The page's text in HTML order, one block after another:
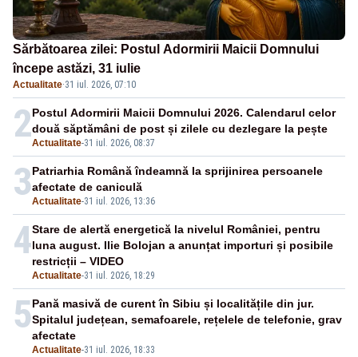
Sărbătoarea zilei: Postul Adormirii Maicii Domnului
începe astăzi, 31 iulie
Actualitate·31 iul. 2026, 07:10
2Actualitate-31 iul. 2026, 08:37
Postul Adormirii Maicii Domnului 2026. Calendarul celor
două săptămâni de post și zilele cu dezlegare la pește
3Actualitate-31 iul. 2026, 13:36
Patriarhia Română îndeamnă la sprijinirea persoanele
afectate de caniculă
4
Actualitate-31 iul. 2026, 18:29
Stare de alertă energetică la nivelul României, pentru
luna august. Ilie Bolojan a anunțat importuri și posibile
restricții – VIDEO
5
Actualitate-31 iul. 2026, 18:33
Pană masivă de curent în Sibiu și localitățile din jur.
Spitalul județean, semafoarele, rețelele de telefonie, grav
afectate